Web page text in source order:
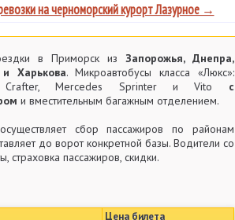
на черноморский курорт Лазурное →
в Приморск из Запорожья, Днепра,
Харькова. Микроавтобусы класса «Люкс»:
Crafter, Mercedes Sprinter и Vito с
и вместительным багажным отделением.
сбор пассажиров по районам
до ворот конкретной базы. Водители со
страховка пассажиров, скидки.
Цена билета